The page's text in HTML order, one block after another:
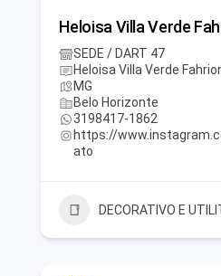
Heloisa Villa Verde
SEDE / DART 47
Heloisa Villa Verde
MG
Belo Horizonte
3198417-1862
https://
ato
DECORATIVO E